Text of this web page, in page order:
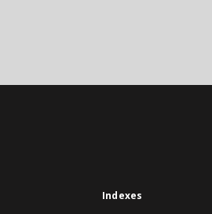
Indexes